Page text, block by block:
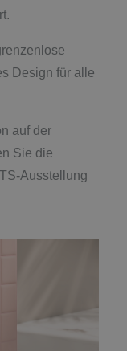
Design für alle
auf der
Sie die
Ausstellung